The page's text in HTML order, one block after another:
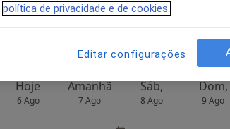
Hoje
6 Ago
Amanhã
7 Ago
Sáb,
8 Ago
Dom,
9 Ago
política de privacidade e de cookies.
Editar configurações